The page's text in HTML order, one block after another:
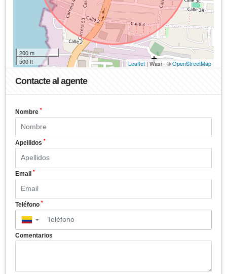
200 m
500 ft
Leaflet | Wasi - ©OpenStreetMap
Contacte al agente
Nombre *
Apellidos *
Email *
Teléfono *
▼
Comentarios